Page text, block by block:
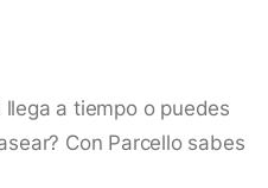
llega a tiempo o puedes
Con Parcello sabes